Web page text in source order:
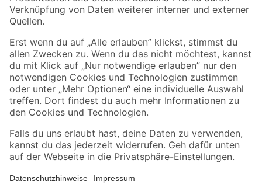
Sicher einkaufen
Jetzt die toom-App herunterladen
Alle Preisangaben in EUR inkl. gesetzl. MwSt.. Die dargestellten Angebote sind unter
Umständen nicht in allen Märkten verfügbar. Die angegebenen Verfügbarkeiten beziehen
Produkte nur solange der Vorrat reicht.
*Paketversand ab 59 € versandkostenfrei, gilt nicht für Artikel mit Speditionsversand, hier